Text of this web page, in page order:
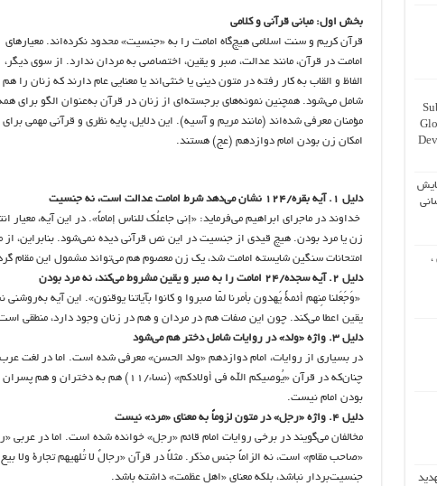
بخش اول: مبانی قرآنی و کلامی
قرآن کریم و سنت اسلامی هیچ‌گاه امامت را به «جنسیت» محدود نکرده‌اند. معیارهای
امامت در قرآن، مانند عدالت، صبر و یقین، اختصاصی به مردان ندارد. از سوی دیگر،
الفاظ و القاب به کار رفته در متون دینی یا خنثی‌اند یا معنایی عام دارند که زنان را هم
شامل می‌شود. همچنین نمونه‌های برجسته‌ای از زنان در قرآن به‌عنوان الگو برای
مؤمنان معرفی شده‌اند (مانند مریم و آسیه). این دلایل، پایه نظری و قرآنی مهمی برای
امکان زن بودن امام دوازدهم (عج) هستند.
دلیل ۱. آیه بقره/۱۲۴ نشان می‌دهد شرط امامت عدالت است، نه جنسیت
خداوند در ماجرای ابراهیم می‌فرماید: «إنی جاعلُک للناس إماماً». در این آیه،
زن یا مرد بودن. هیچ قیدی از جنسیت در این نص قرآنی دیده نمی‌شود. بنابراین، از
امتحانات سنگین شایسته امامت شد، یک زن معصوم هم می‌تواند مشمول این مقام
دلیل ۲. آیه سجده/۲۴ امامت را به صبر و یقین مشروط می‌کند، نه مرد بودن
«وَجَعَلنا مِنهم أئمةً یَهدون بأمرنا لمّا صبروا و کانوا بآیاتنا یوقنون». این آیه
یقین اعطا می‌کند. چون این صفات هم در مردان و هم در زنان وجود دارد، منطقی است
دلیل ۳. واژه «ولد» در روایات شامل دختر هم می‌شود
در بسیاری از روایات، امام دوازدهم «ولد الحسن» معرفی شده است. اما در لغت
چنان‌که در قرآن «یُوصیکم الله فی أولادکم»
بودن امام نیست.
دلیل ۴. واژه «رجل» در متون لزوماً به معنای «مرد» نیست
مخالفان می‌گویند در برخی روایات امام قائم «رجل» خوانده شده است. اما در
جنسیت‌بردار نباشد، بلکه معنای «اهل عظمت» داشته باشد.